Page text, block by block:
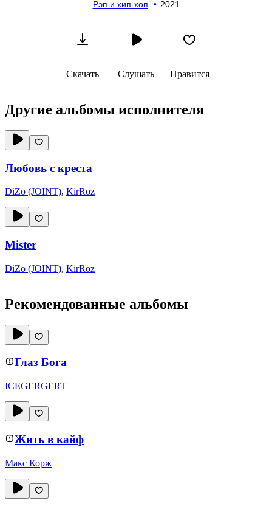
Рэп и хип-хоп 2021
Скачать Слушать Нравится
Другие альбомы исполнителя
Любовь с креста
DiZo (JOINT), KirRoz
Mister
DiZo (JOINT), KirRoz
Рекомендованные альбомы
Глаз Бога
ICEGERGERT
Жить в кайф
Макс Корж